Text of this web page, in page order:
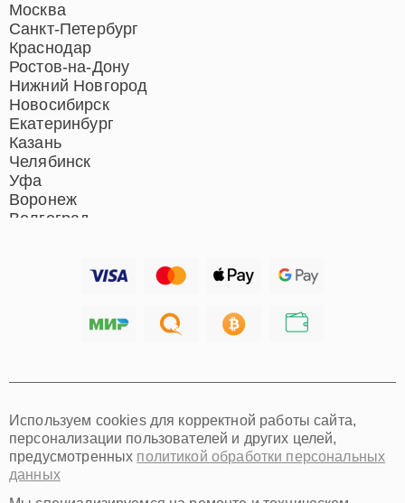
Москва
Санкт-Петербург
Краснодар
Ростов-на-Дону
Нижний Новгород
Новосибирск
Екатеринбург
Казань
Челябинск
Уфа
Воронеж
Волгоград
Хабаровск
Омск
Красноярск
Пермь
Ульяновск
Используем cookies для корректной работы сайта,
персонализации пользователей и других целей,
предусмотренных политикой обработки персональных
данных